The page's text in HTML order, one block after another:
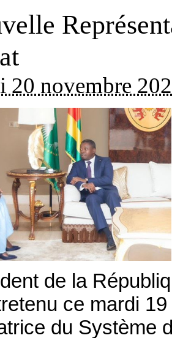
20 novembre
de la
ce mardi
du Système